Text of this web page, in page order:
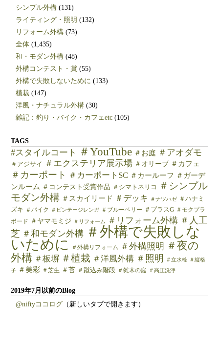
シンプル外構 (131)
ライティング・照明 (132)
リフォーム外構 (73)
全体 (1,435)
和・モダン外構 (48)
外構コンテスト・賞 (55)
外構で失敗しないために (133)
植栽 (147)
洋風・ナチュラル外構 (30)
雑記：釣り・バイク・カフェetc (105)
TAGS
#スタイルコート ＃YouTube ＃お庭 ＃アオダモ
＃アジサイ ＃エクステリア展示場 ＃オリーブ ＃カフェ
＃カーポート ＃カーポートSC ＃カールーフ ＃ガーデ
ンルーム ＃コンテスト受賞作品 ＃シマトネリコ
＃シンプル
モダン外構 ＃スカイリード ＃デッキ ＃ナツハゼ
＃ハナミ
ズキ ＃バイク ＃ビンテージレンガ ＃ブルーベリー ＃プラスG ＃モクプラ
ボード ＃ヤマモミジ ＃リフォーム ＃リフォーム外構 ＃人工
芝 ＃和モダン外構 ＃外構で失敗しな
いために
＃外構リフォーム ＃外構照明 ＃夜の
外構 ＃板塀 ＃植栽 ＃洋風外構 ＃照明 ＃立水栓 ＃縦格
子
＃美彩 ＃芝生 ＃苔 ＃蹴込み階段 ＃雑木の庭 ＃高圧洗浄
2019年7月以前のBlog
@niftyココログ （新しいタブで開きます）